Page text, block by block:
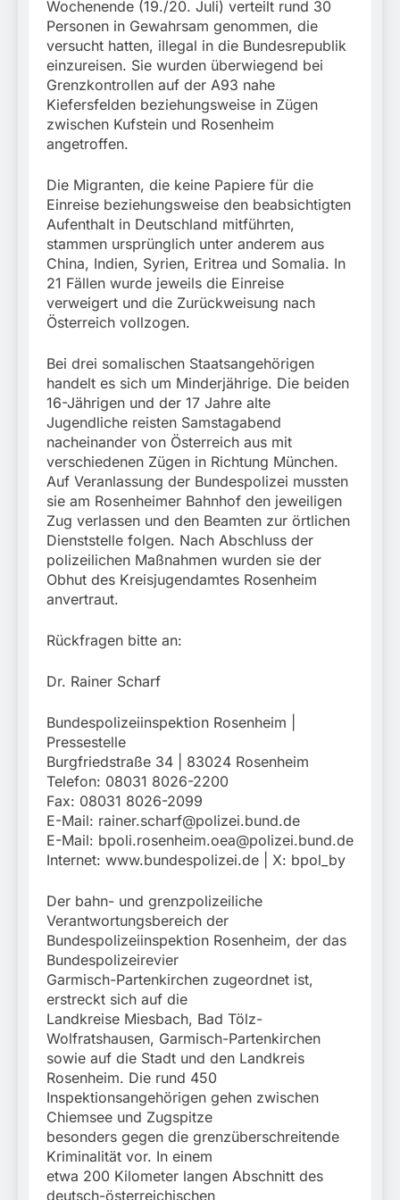
Beinahekollision an
Bahnübergang in Aubing
/ Bundespolizei ermittelt
wegen gefährlichen
Eingriffs in den
Bahnverkehr
5. August 2026
Wochenende (19./20. Juli) verteilt rund 30
Personen in Gewahrsam genommen, die
versucht hatten, illegal in die Bundesrepublik
einzureisen. Sie wurden überwiegend bei
Grenzkontrollen auf der A93 nahe
Kiefersfelden beziehungsweise in Zügen
zwischen Kufstein und Rosenheim
angetroffen.
Die Migranten, die keine Papiere für die
Einreise beziehungsweise den beabsichtigten
Aufenthalt in Deutschland mitführten,
stammen ursprünglich unter anderem aus
China, Indien, Syrien, Eritrea und Somalia. In
21 Fällen wurde jeweils die Einreise
verweigert und die Zurückweisung nach
Österreich vollzogen.
Bei drei somalischen Staatsangehörigen
handelt es sich um Minderjährige. Die beiden
16-Jährigen und der 17 Jahre alte
Jugendliche reisten Samstagabend
nacheinander von Österreich aus mit
verschiedenen Zügen in Richtung München.
Auf Veranlassung der Bundespolizei mussten
sie am Rosenheimer Bahnhof den jeweiligen
Zug verlassen und den Beamten zur örtlichen
Dienststelle folgen. Nach Abschluss der
polizeilichen Maßnahmen wurden sie der
Obhut des Kreisjugendamtes Rosenheim
anvertraut.
Rückfragen bitte an:
Dr. Rainer Scharf
Bundespolizeiinspektion Rosenheim |
Pressestelle
Burgfriedstraße 34 | 83024 Rosenheim
Telefon: 08031 8026-2200
Fax: 08031 8026-2099
E-Mail: rainer.scharf@polizei.bund.de
E-Mail: bpoli.rosenheim.oea@polizei.bund.de
Internet: www.bundespolizei.de | X: bpol_by
Der bahn- und grenzpolizeiliche
Verantwortungsbereich der
Bundespolizeiinspektion Rosenheim, der das
Bundespolizeirevier
Garmisch-Partenkirchen zugeordnet ist,
erstreckt sich auf die
Landkreise Miesbach, Bad Tölz-
Wolfratshausen, Garmisch-Partenkirchen
sowie auf die Stadt und den Landkreis
Rosenheim. Die rund 450
Inspektionsangehörigen gehen zwischen
Chiemsee und Zugspitze
besonders gegen die grenzüberschreitende
Kriminalität vor. In einem
etwa 200 Kilometer langen Abschnitt des
deutsch-österreichischen